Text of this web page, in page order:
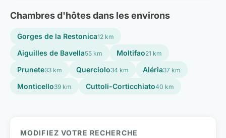
Chambres d'hôtes dans les environs
Gorges de la Restonica12 km
Aiguilles de Bavella55 km Moltifao21 km
Prunete33 km Querciolo34 km Aléria37 km
Monticello39 km Cuttoli-Corticchiato40 km
MODIFIEZ VOTRE RECHERCHE